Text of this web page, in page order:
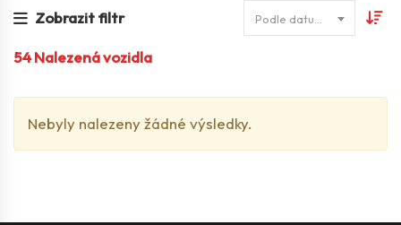
Zobrazit filtr
54Nalezená vozidla
Nebyly nalezeny žádné výsledky.